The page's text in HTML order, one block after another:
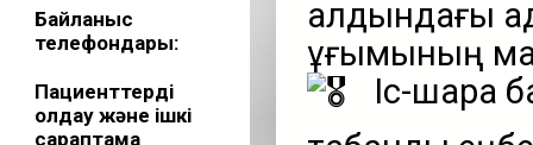
Байланыс
телефондары:
Пациенттерді
қолдау және ішкі
сараптама
алдындағы
ұғымының
Іс-шара